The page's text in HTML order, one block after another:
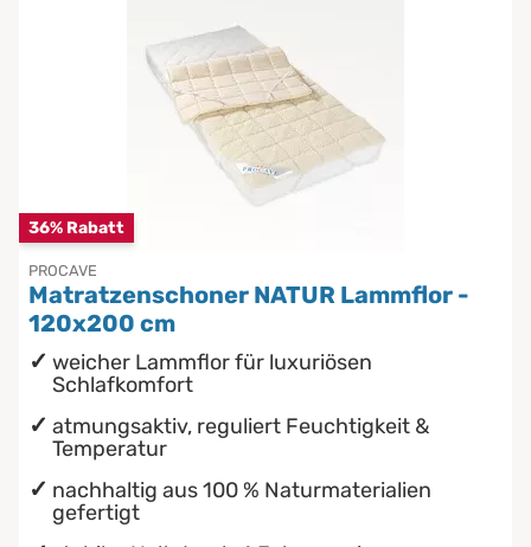
36% Rabatt
PROCAVE
Matratzenschoner NATUR Lammflor -
120x200 cm
weicher Lammflor für luxuriösen
Schlafkomfort
atmungsaktiv, reguliert Feuchtigkeit &
Temperatur
nachhaltig aus 100 % Naturmaterialien
gefertigt